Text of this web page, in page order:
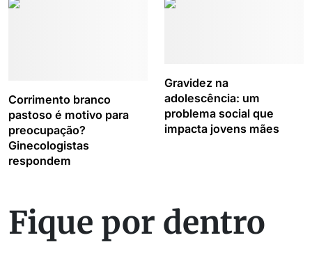
Corrimento branco
pastoso é motivo para
preocupação?
Ginecologistas
respondem
Gravidez na
adolescência: um
problema social que
impacta jovens mães
Fique por dentro